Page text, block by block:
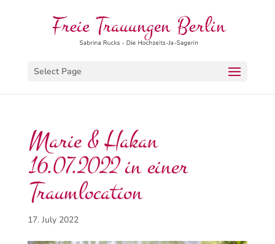
Select Page
Marie & Hakan
16.07.2022 in einer
Traumlocation
17. July 2022